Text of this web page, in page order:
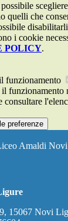
quelli che
i cookie
POLICY.
funzionamento
funzionamento
consultare
preferenze
Amaldi
15067 Novi